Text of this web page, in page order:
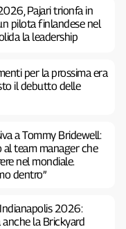
Pajari trionfa in
pilota finlandese nel
la leadership
per la prossima era
il debutto delle
a Tommy Bridewell:
team manager che
nel mondiale.
dentro”
Indianapolis 2026:
la Brickyard